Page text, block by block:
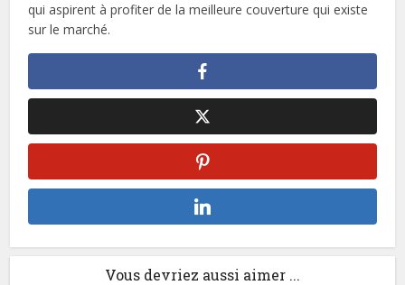
qui aspirent à profiter de la meilleure couverture qui existe
sur le marché.
Vous devriez aussi aimer ...